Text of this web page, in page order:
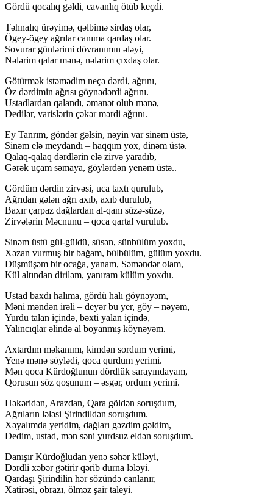
Gördü qocalıq gəldi, cavanlıq ötüb keçdi.
Təhnalıq ürəyimə, qəlbimə sirdaş olar,
Ögey-ögey ağrılar canıma qardaş olar.
Sovurar günlərimi dövranımın ələyi,
Nələrim qalar mənə, nələrim çıxdaş olar.
Götürmək istəmədim neçə dərdi, ağrını,
Öz dərdimin ağrısı göynədərdi ağrını.
Ustadlardan qalandı, əmanət olub mənə,
Dedilər, varislərin çəkər mərdi ağrını.
Ey Tanrım, göndər gəlsin, nəyin var sinəm üstə,
Sinəm elə meydandı – haqqım yox, dinəm üstə.
Qalaq-qalaq dərdlərin elə zirvə yaradıb,
Gərək uçam səmaya, göylərdən yenəm üstə..
Gördüm dərdin zirvəsi, uca taxtı qurulub,
Ağrıdan gələn ağrı axıb, axıb durulub,
Baxır çarpaz dağlardan al-qanı süzə-süzə,
Zirvələrin Məcnunu – qoca qartal vurulub.
Sinəm üstü gül-güldü, süsən, sünbülüm yoxdu,
Xəzan vurmuş bir bağam, bülbülüm, gülüm yoxdu.
Düşmüşəm bir ocağa, yanam, Səməndər olam,
Kül altından diriləm, yanıram külüm yoxdu.
Ustad baxdı halıma, gördü halı göynəyəm,
Məni məndən irəli – deyər bu yer, göy – nəyəm,
Yurdu talan içində, bəxti yalan içində,
Yalıncıqlar əlində al boyanmış köynəyəm.
Axtardım məkanımı, kimdən sordum yerimi,
Yenə mənə söylədi, qoca qurdum yerimi.
Mən qoca Kürdoğlunun dördlük sarayındayam,
Qorusun söz qoşunum – əsgər, ordum yerimi.
Həkəridən, Arazdan, Qara göldən soruşdum,
Ağrıların lələsi Şirindildən soruşdum.
Xəyalımda yeridim, dağları gəzdim gəldim,
Dedim, ustad, mən səni yurdsuz eldən soruşdum.
Danışır Kürdoğludan yenə səhər küləyi,
Dərdli xəbər gətirir qərib durna lələyi.
Qardaşı Şirindilin hər sözündə canlanır,
Xatirəsi, obrazı, ölməz şair taleyi.